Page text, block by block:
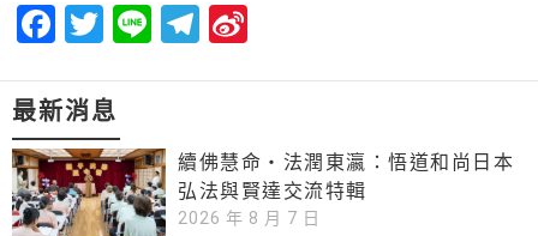
Facebook
Twitter
LineTelegram
最新消息
續佛慧命‧法潤東瀛：悟道和尚日本
弘法與賢達交流特輯
2026 年 8 月 7 日